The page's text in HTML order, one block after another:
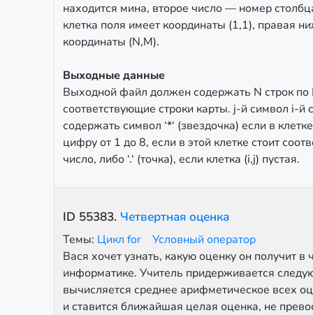
находится мина, второе число — номер
клетка поля имеет координаты (1,1), правая
координаты (N,M).
Выходные данные
Выходной файл должен содержать N строк
соответствующие строки карты. j-й символ i-й
содержать символ ‘*‘ (звездочка) если в
цифру от 1 до 8, если в этой клетке стоит
число, либо ‘.‘ (точка), если клетка (i,j) пустая.
ID 55383. Четвертная оценка
Темы: Цикл for
Условный оператор
Вася хочет узнать, какую оценку он получит в
информатике. Учитель придерживается
вычисляется среднее арифметическое всех
и ставится ближайшая целая оценка, не